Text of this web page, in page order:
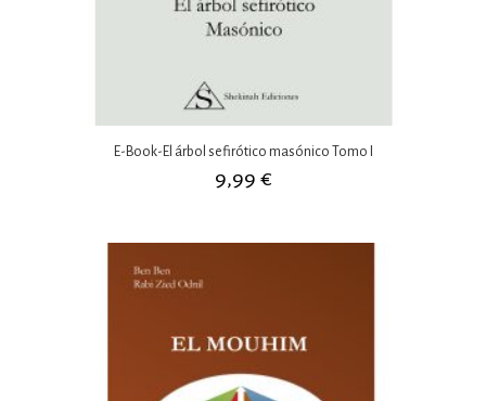
E-Book-El árbol sefirótico masónico Tomo I
9,99 €